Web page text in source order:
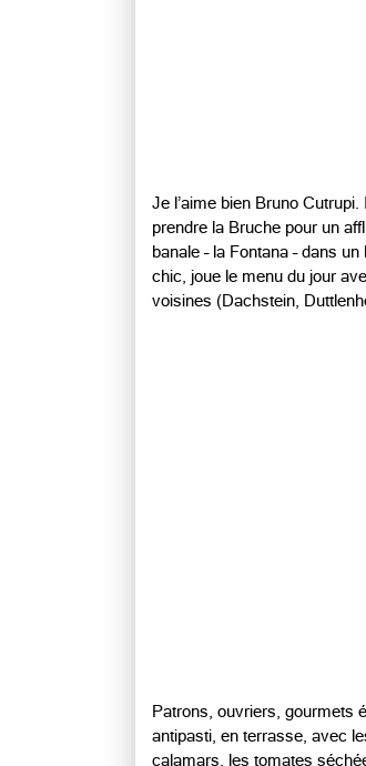
Je l’aime bien Bruno
prendre la Bruche pour un
banale – la Fontana – dans
chic, joue le menu du jour
voisines (Dachstein,
Patrons, ouvriers, gourmets
antipasti, en terrasse, avec
calamars, les tomates